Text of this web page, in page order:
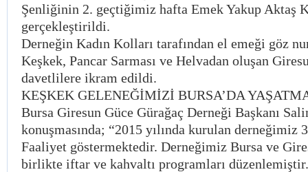
Şenliğinin 2. geçtiğimiz hafta Emek Yakup Aktaş
gerçekleştirildi.
Derneğin Kadın Kolları tarafından el emeği göz
Keşkek, Pancar Sarması ve Helvadan oluşan
davetlilere ikram edildi.
KEŞKEK GELENEĞİMİZİ BURSA’DA
Bursa Giresun Güce Gürağaç Derneği Başkanı
konuşmasında; “2015 yılında kurulan derneğimiz
Faaliyet göstermektedir. Derneğimiz Bursa ve
birlikte iftar ve kahvaltı programları